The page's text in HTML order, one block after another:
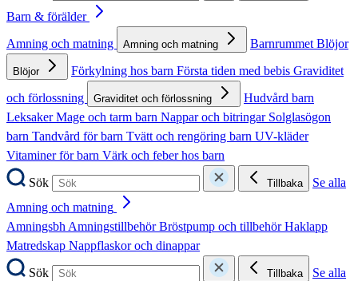
Barn & förälder
Amning och matning
Amning och matning BarnrummetBlöjor
Blöjor Förkylning hos barn Första tiden med bebis Graviditet
och förlossning
Graviditet och förlossning
Hudvård barn
LeksakerMage och tarm barn Nappar och bitringar Solglasögon
barn Tandvård för barn Tvätt och rengöring barn UV-kläder
Vitaminer för barn Värk och feber hos barn
Sök
Tillbaka
Se alla
Amning och matning
AmningsbhAmningstillbehörBröstpump och tillbehörHaklapp
Matredskap Nappflaskor och dinappar
Sök
Tillbaka
Se alla